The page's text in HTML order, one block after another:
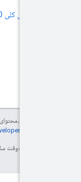
به نمای کلی OAuth 2.0
غیر از این ذکر شده